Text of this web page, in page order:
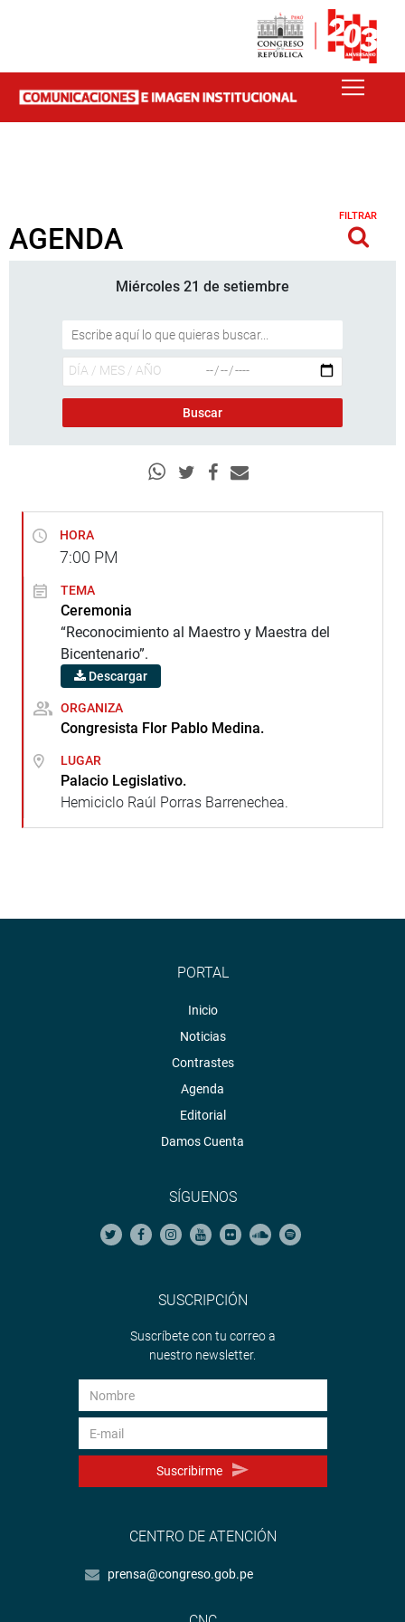
AGENDA
FILTRAR
Miércoles 21 de setiembre
HORA
7:00 PM
TEMA
Ceremonia
“Reconocimiento al Maestro y Maestra del
Bicentenario”.
Descargar
ORGANIZA
Congresista Flor Pablo Medina.
LUGAR
Palacio Legislativo.
Hemiciclo Raúl Porras Barrenechea.
PORTAL
Inicio
Noticias
Contrastes
Agenda
Editorial
Damos Cuenta
SÍGUENOS
SUSCRIPCIÓN
Suscríbete con tu correo a
nuestro newsletter.
Suscribirme
CENTRO DE ATENCIÓN
prensa@congreso.gob.pe